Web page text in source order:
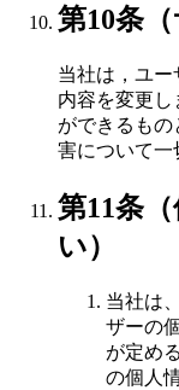
第10条
当社は，ユ
内容を変更し
ができるも
害について一
第11条
い）
当社は
ザーの
が定め
の個人